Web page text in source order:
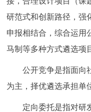
研范式和创新路径，强
申报相结合，综合运用
马制等多种方式遴选项
公开竞争是指面向社
为主，择优遴选承担单
定向委托是指对研发